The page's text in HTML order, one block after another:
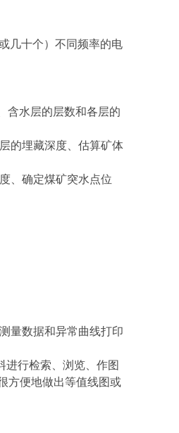
几十个）不同频率的电
水层的层数和各层的
的埋藏深度、估算矿体
、确定煤矿突水点位
量数据和异常曲线打印
行检索、浏览、作图
方便地做出等值线图或